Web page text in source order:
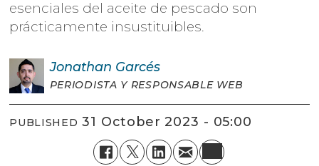
esenciales del aceite de pescado son
prácticamente insustituibles.
Jonathan Garcés
PERIODISTA Y RESPONSABLE WEB
PUBLISHED 31 October 2023 - 05:00